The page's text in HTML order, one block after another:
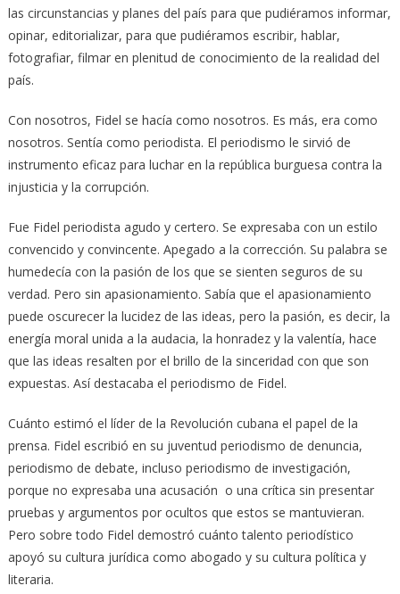
las circunstancias y planes del país para que pudiéramos informar,
opinar, editorializar, para que pudiéramos escribir, hablar,
fotografiar, filmar en plenitud de conocimiento de la realidad del
país.
Con nosotros, Fidel se hacía como nosotros. Es más, era como
nosotros. Sentía como periodista. El periodismo le sirvió de
instrumento eficaz para luchar en la república burguesa contra la
injusticia y la corrupción.
Fue Fidel periodista agudo y certero. Se expresaba con un estilo
convencido y convincente. Apegado a la corrección. Su palabra se
humedecía con la pasión de los que se sienten seguros de su
verdad. Pero sin apasionamiento. Sabía que el apasionamiento
puede oscurecer la lucidez de las ideas, pero la pasión, es decir, la
energía moral unida a la audacia, la honradez y la valentía, hace
que las ideas resalten por el brillo de la sinceridad con que son
expuestas. Así destacaba el periodismo de Fidel.
Cuánto estimó el líder de la Revolución cubana el papel de la
prensa. Fidel escribió en su juventud periodismo de denuncia,
periodismo de debate, incluso periodismo de investigación,
porque no expresaba una acusación o una crítica sin presentar
pruebas y argumentos por ocultos que estos se mantuvieran.
Pero sobre todo Fidel demostró cuánto talento periodístico
apoyó su cultura jurídica como abogado y su cultura política y
literaria.